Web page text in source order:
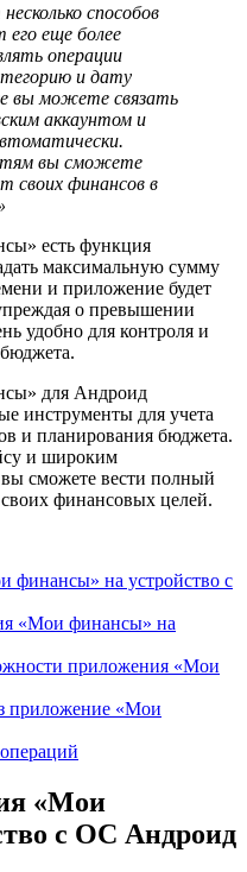
способов
его еще более
операции
и дату
вы можете связать
аккаунтом и
вы сможете
своих финансов в
есть функция
максимальную сумму
и приложение будет
о превышении
удобно для контроля и
для Андроид
инструменты для учета
и планирования бюджета.
и широким
сможете вести полный
финансовых целей.
финансы» на устройство с
«Мои финансы» на
приложения «Мои
приложение «Мои
«Мои
с ОС Андроид